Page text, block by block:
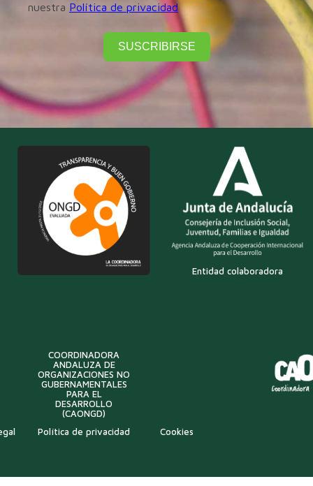
nuestra Política de privacidad
SUSCRIBIRSE
Entidad colaboradora
COORDINADORA
ANDALUZA DE
ORGANIZACIONES NO
GUBERNAMENTALES
PARA EL
DESARROLLO
(CAONGD)
Política de privacidad Cookies